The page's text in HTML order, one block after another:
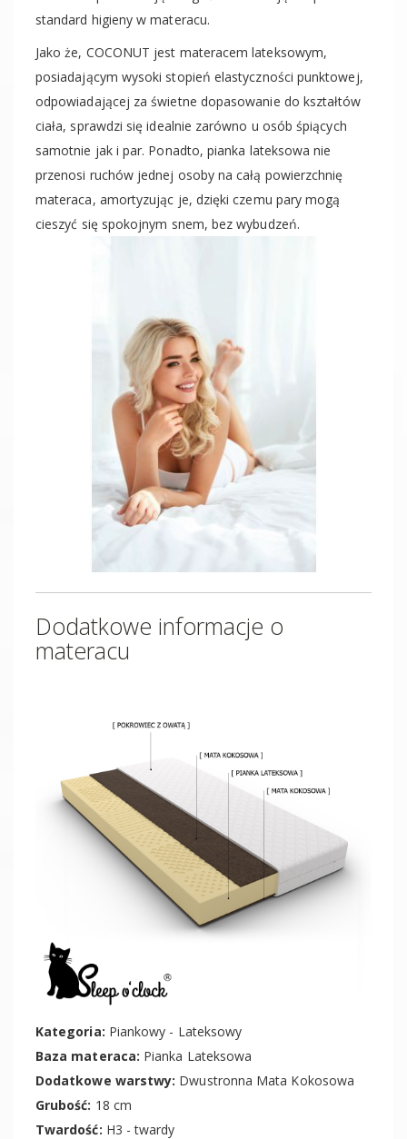
standard higieny w materacu.
Jako że, COCONUT jest materacem lateksowym,
posiadającym wysoki stopień elastyczności punktowej,
odpowiadającej za świetne dopasowanie do kształtów
ciała, sprawdzi się idealnie zarówno u osób śpiących
samotnie jak i par. Ponadto, pianka lateksowa nie
przenosi ruchów jednej osoby na całą powierzchnię
materaca, amortyzując je, dzięki czemu pary mogą
cieszyć się spokojnym snem, bez wybudzeń.
Dodatkowe informacje o
materacu
Kategoria: Piankowy - Lateksowy
Baza materaca: Pianka Lateksowa
Dodatkowe warstwy: Dwustronna Mata Kokosowa
Grubość: 18 cm
Twardość: H3 - twardy